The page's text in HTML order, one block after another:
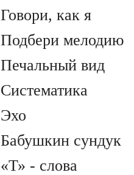
Говори, как я
Подбери мелодию
Печальный вид
Систематика
Эхо
Бабушкин сундук
«Т» - слова